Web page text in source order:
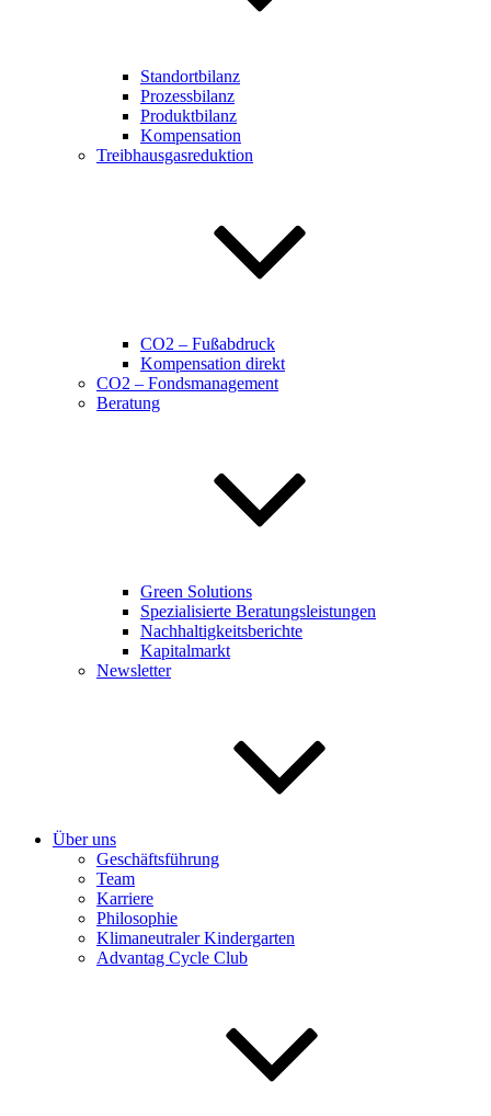
Standortbilanz
Prozessbilanz
Produktbilanz
Kompensation
Treibhausgasreduktion
CO2 – Fußabdruck
Kompensation direkt
CO2 – Fondsmanagement
Beratung
Green Solutions
Spezialisierte Beratungsleistungen
Nachhaltigkeitsberichte
Kapitalmarkt
Newsletter
Über uns
Geschäftsführung
Team
Karriere
Philosophie
Klimaneutraler Kindergarten
Advantag Cycle Club